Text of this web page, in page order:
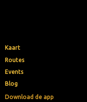
Download de app
Kaart
Routes
Events
Blog